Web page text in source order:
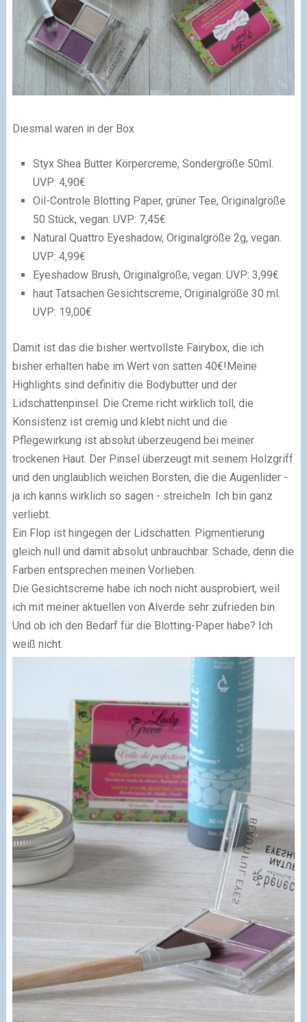
Diesmal waren in der Box
Styx Shea Butter Körpercreme, Sondergröße 50ml.
UVP: 4,90€
Oil-Controle Blotting Paper, grüner Tee, Originalgröße
50 Stück, vegan. UVP: 7,45€
Natural Quattro Eyeshadow, Originalgröße 2g, vegan.
UVP: 4,99€
Eyeshadow Brush, Originalgröße, vegan. UVP: 3,99€
haut Tatsachen Gesichtscreme, Originalgröße 30 ml.
UVP: 19,00€
Damit ist das die bisher wertvollste Fairybox, die ich
bisher erhalten habe im Wert von satten 40€!Meine
Highlights sind definitiv die Bodybutter und der
Lidschattenpinsel. Die Creme richt wirklich toll, die
Konsistenz ist cremig und klebt nicht und die
Pflegewirkung ist absolut überzeugend bei meiner
trockenen Haut. Der Pinsel überzeugt mit seinem Holzgriff
und den unglaublich weichen Borsten, die die Augenlider -
ja ich kanns wirklich so sagen - streicheln. Ich bin ganz
verliebt.
Ein Flop ist hingegen der Lidschatten. Pigmentierung
gleich null und damit absolut unbrauchbar. Schade, denn die
Farben entsprechen meinen Vorlieben.
Die Gesichtscreme habe ich noch nicht ausprobiert, weil
ich mit meiner aktuellen von Alverde sehr zufrieden bin.
Und ob ich den Bedarf für die Blotting-Paper habe? Ich
weiß nicht.